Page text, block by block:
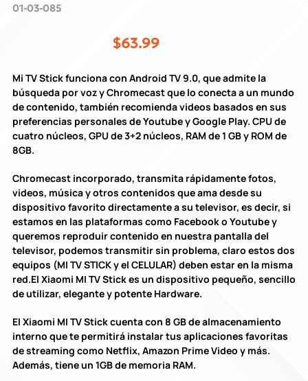
01-03-085
$63.99
Mi TV Stick funciona con Android TV 9.0, que admite la
búsqueda por voz y Chromecast que lo conecta a un mundo
de contenido, también recomienda videos basados en sus
preferencias personales de Youtube y Google Play. CPU de
cuatro núcleos, GPU de 3+2 núcleos, RAM de 1 GB y ROM de
8GB.
Chromecast incorporado, transmita rápidamente fotos,
videos, música y otros contenidos que ama desde su
dispositivo favorito directamente a su televisor, es decir, si
estamos en las plataformas como Facebook o Youtube y
queremos reproduir contenido en nuestra pantalla del
televisor, podemos transmitir sin problema, claro estos dos
equipos (MI TV STICK y el CELULAR) deben estar en la misma
red.El Xiaomi MI TV Stick es un dispositivo pequeño, sencillo
de utilizar, elegante y potente Hardware.
El Xiaomi MI TV Stick cuenta con 8 GB de almacenamiento
interno que te permitirá instalar tus aplicaciones favoritas
de streaming como Netflix, Amazon Prime Video y más.
Además, tiene un 1GB de memoria RAM.